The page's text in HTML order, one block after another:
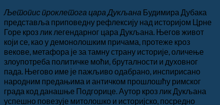
Љетопис проклетога цара Дукљана Будимира Дубака
представља приповедну рефлексију над историјом Црне
Горе кроз лик легендарног цара Дукљана. Његов живот
који се, као у демонолошким причама, протеже кроз
векове, метафора је за тамну страну историје, оличење
злоупотреба политичке моћи, бруталности и духовног
пада. Његово име је пажљиво одабрано, инспирисано
народним предањима и античком прошлошћу римског
града код данашње Подгорице. Аутор кроз лик Дукљана
успешно повезује митолошко и историјско, посредно